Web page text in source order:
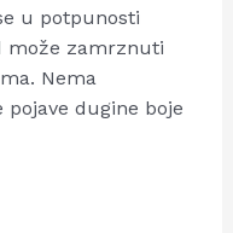
u potpunosti
može zamrznuti
Nema
dugine boje